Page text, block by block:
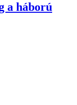
a háború